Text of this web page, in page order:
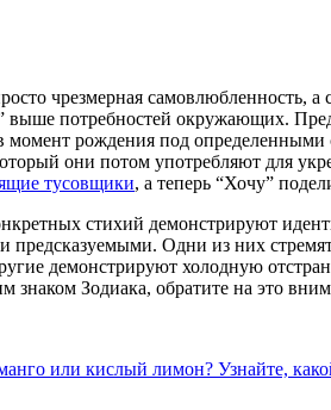
выше потребностей окружающих.
момент рождения под
они потом употребляют для
тусовщики, а теперь “Хочу”
стихий демонстрируют
предсказуемыми. Одни из них
демонстрируют холодную
знаком Зодиака, обратите на это
или кислый лимон? Узнайте,